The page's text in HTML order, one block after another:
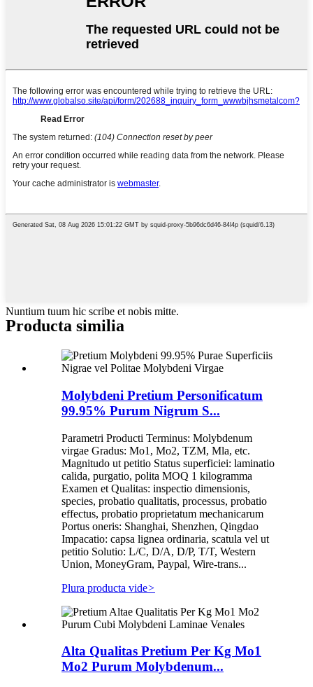
Nuntium tuum hic scribe et nobis mitte.
Producta similia
Molybdeni Pretium Personificatum
99.95% Purum Nigrum S...
Parametri Producti Terminus: Molybdenum
virgae Gradus: Mo1, Mo2, TZM, Mla, etc.
Magnitudo ut petitio Status superficiei: laminatio
calida, purgatio, polita MOQ 1 kilogramma
Examen et Qualitas: inspectio dimensionis,
species, probatio qualitatis, processus, probatio
effectus, probatio proprietatum mechanicarum
Portus oneris: Shanghai, Shenzhen, Qingdao
Impacatio: capsa lignea ordinaria, scatula vel ut
petitio Solutio: L/C, D/A, D/P, T/T, Western
Union, MoneyGram, Paypal, Wire-trans...
Plura producta vide>
Alta Qualitas Pretium Per Kg Mo1
Mo2 Purum Molybdenum...